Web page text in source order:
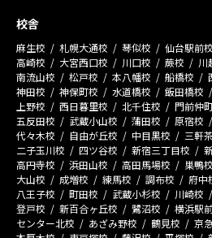
校舎
麻生校 札幌大通校 琴似校 仙台駅前校
高崎校
大宮西口校 川口校 蕨校 川
南流山校
松戸校 本八幡校 船橋校
神田校
神保町校 水道橋校 飯田橋校
上野校
西日暮里校 北千住校 門前仲
五反田校
武蔵小山校 蒲田校 原宿校
代々木校
自由が丘校 中目黒校 三軒
二子玉川校
四ツ谷校 新宿三丁目校
高円寺校
浜田山校 高田馬場校 巣鴨校
大山校
成増校 練馬校 調布校 府中
八王子校
町田校 武蔵小杉校 川崎校
登戸校
新百合ヶ丘校 鷺沼校 横浜駅
センター北校
あざみ野校 鶴見校 京